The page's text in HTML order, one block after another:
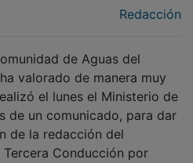
Redacción
de Aguas del
valorado de manera muy
el lunes el Ministerio de
de un comunicado, para dar
de la redacción del
Conducción por